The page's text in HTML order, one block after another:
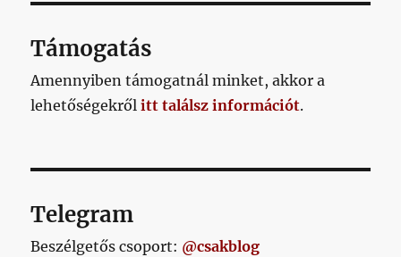
Támogatás
Amennyiben támogatnál minket, akkor a
lehetőségekrőlitt találsz információt.
Telegram
Beszélgetős csoport: @csakblog